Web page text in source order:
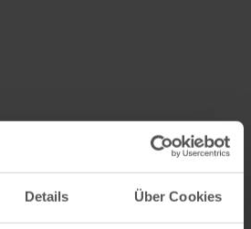
Details Über Cookies